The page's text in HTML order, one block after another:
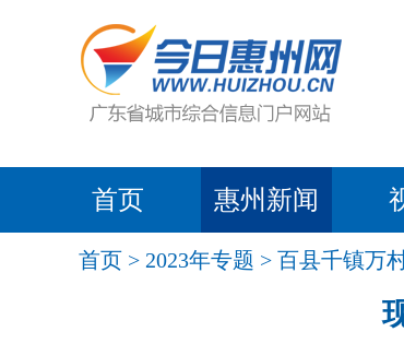
首页 惠州新闻
首页 > 2023年专题 > 百县千镇万